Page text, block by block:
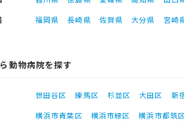
福岡県 長崎県 佐賀県 大分県 宮崎
動物病院を探す
世田谷区 練馬区 杉並区 大田区 新
横浜市青葉区 横浜市緑区 横浜市都筑